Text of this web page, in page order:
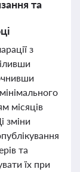
та
з
місяців
зміни
та
їх при